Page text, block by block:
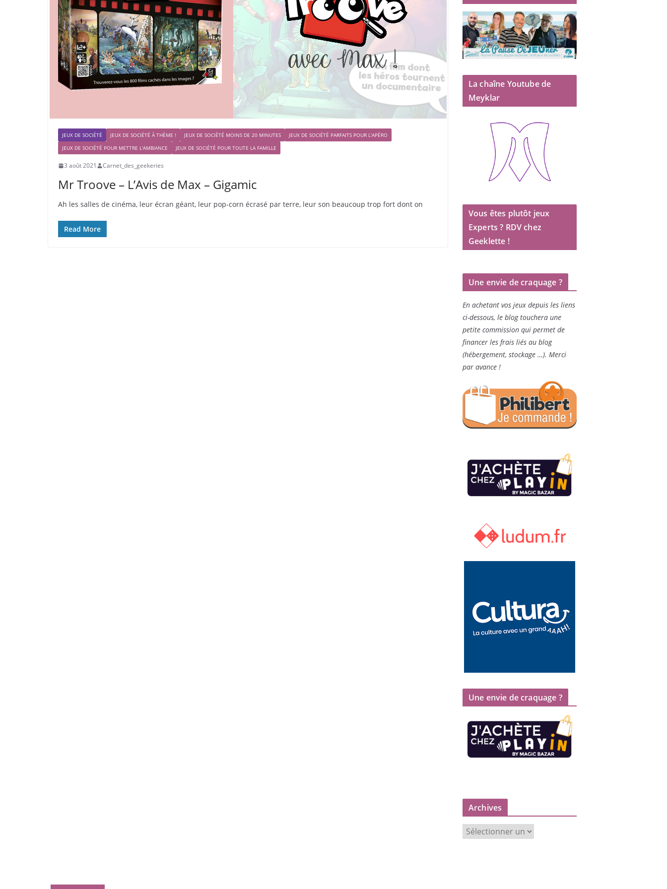
JEUX DE SOCIÉTÉ JEUX DE SOCIÉTÉ À THÈME ! JEUX DE SOCIÉTÉ MOINS DE 20 MINUTES
JEUX DE SOCIÉTÉ PARFAITS POUR L'APÉRO
JEUX DE SOCIÉTÉ POUR METTRE L'AMBIANCE
JEUX DE SOCIÉTÉ POUR TOUTE LA FAMILLE
3 août 2021 Carnet_des_geekeries
Mr Troove – L’Avis de Max – Gigamic
Ah les salles de cinéma, leur écran géant, leur pop-corn écrasé par terre, leur son beaucoup trop fort dont on
Read More
La chaîne Youtube de
Meyklar
Vous êtes plutôt jeux
Experts ? RDV chez
Geeklette !
Une envie de craquage ?
En achetant vos jeux depuis les liens
ci-dessous, le blog touchera une
petite commission qui permet de
financer les frais liés au blog
(hébergement, stockage …). Merci
par avance !
Une envie de craquage ?
Archives